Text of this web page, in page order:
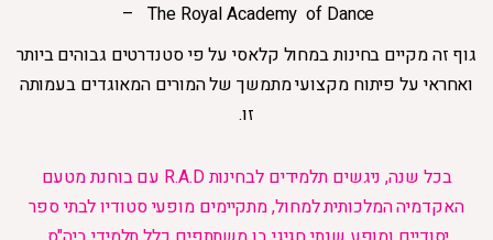
The Royal Academy of Dance –
גוף זה מקיים בחינות במחול קלאסי על פי סטנדרטים גבוהים ביותר
ואחראי על פיתוח מקצועי מתמשך של המורים המאוגדים בעמותה
זו.
בכל שנה, ניגשים תלמידים לבחינות R.A.D עם בוחנת מטעם
האקדמיה המלכותית למחול, מתקיימים מופעי סטודיו לבתי ספר